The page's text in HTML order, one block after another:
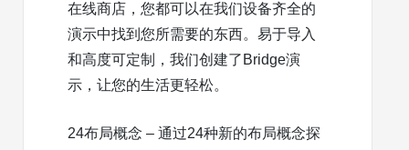
在线商店，您都可以在我们设备齐全的
演示中找到您所需要的东西。易于导入
和高度可定制，我们创建了Bridge演
示，让您的生活更轻松。
24布局概念 – 通过24种新的布局概念探